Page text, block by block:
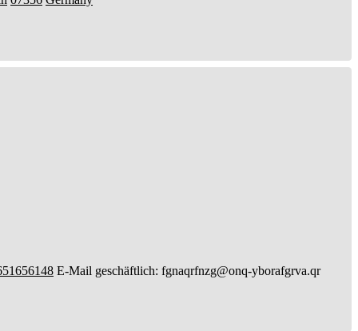
E-Mail geschäftlich: fgnaqrfnzg@onq-yborafgrva.qr